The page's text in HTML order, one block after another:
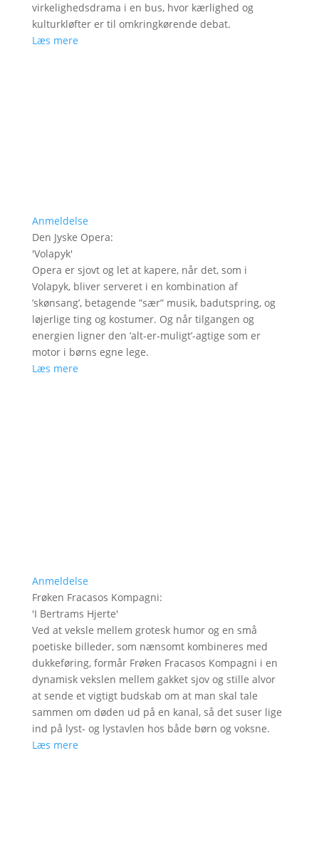
virkelighedsdrama i en bus, hvor kærlighed og
kulturkløfter er til omkringkørende debat.
Læs mere
Anmeldelse
Den Jyske Opera:
'Volapyk'
Opera er sjovt og let at kapere, når det, som i
Volapyk, bliver serveret i en kombination af
’skønsang’, betagende ”sær” musik, badutspring, og
løjerlige ting og kostumer. Og når tilgangen og
energien ligner den ’alt-er-muligt’-agtige som er
motor i børns egne lege.
Læs mere
Anmeldelse
Frøken Fracasos Kompagni:
'I Bertrams Hjerte'
Ved at veksle mellem grotesk humor og en små
poetiske billeder, som nænsomt kombineres med
dukkeføring, formår Frøken Fracasos Kompagni i en
dynamisk vekslen mellem gakket sjov og stille alvor
at sende et vigtigt budskab om at man skal tale
sammen om døden ud på en kanal, så det suser lige
ind på lyst- og lystavlen hos både børn og voksne.
Læs mere